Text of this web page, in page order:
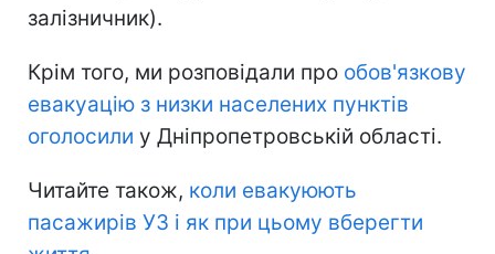
залізничник).
Крім того, ми розповідали про обов'язкову
евакуацію з низки населених пунктів
оголосили у Дніпропетровській області.
Читайте також, коли евакуюють
пасажирів УЗ і як при цьому вберегти